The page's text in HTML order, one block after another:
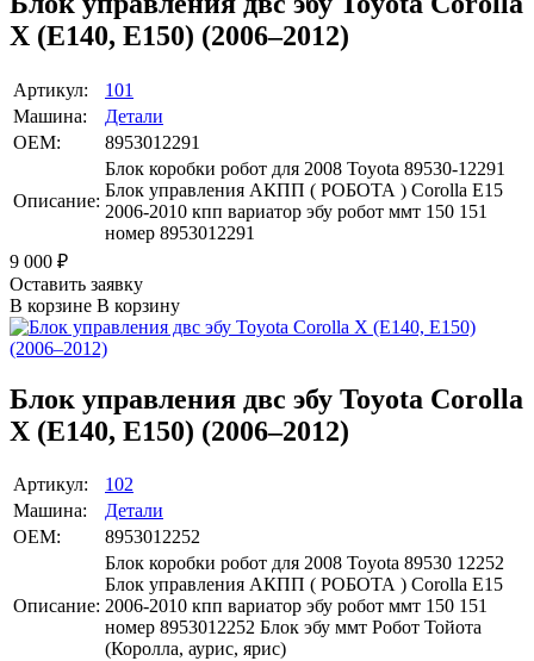
X (E140, E150) (2006–2012)
Артикул:
101
Машина:
Детали
OEM:
8953012291
Описание:
Блок коробки робот для 2008 Toyota 89530-12291
Блок управления АКПП ( РОБОТА ) Corolla E15
2006-2010 кпп вариатор эбу робот ммт 150 151
номер 8953012291
9 000 ₽
Оставить заявку
В корзине В корзину
Блок управления двс эбу Toyota Corolla
X (E140, E150) (2006–2012)
Артикул:
102
Машина:
Детали
OEM:
8953012252
Описание:
Блок коробки робот для 2008 Toyota 89530 12252
Блок управления АКПП ( РОБОТА ) Corolla E15
2006-2010 кпп вариатор эбу робот ммт 150 151
номер 8953012252 Блок эбу ммт Робот Тойота
(Королла, аурис, ярис)